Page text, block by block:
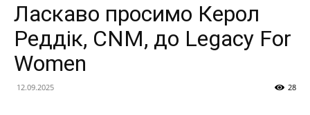
Ласкаво просимо Керол
Реддік, CNM, до Legacy For
Women
12.09.2025 28